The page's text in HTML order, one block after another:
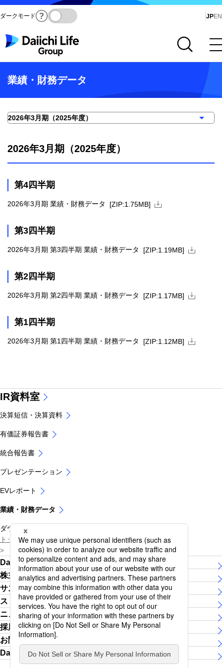
ダークモード JPEN
サイト内検索を開く
メインメニューを開く
業績・財務データ
2026年3月期（2025年度）
第4四半期
2026年3月期 業績・財務データ [ZIP:1.75MB] ZIPファイルをダウン
第3四半期
2026年3月期 第3四半期 業績・財務データ [ZIP:1.19MB] ZIPファイ
第2四半期
2026年3月期 第2四半期 業績・財務データ [ZIP:1.17MB] ZIPファイ
第1四半期
2026年3月期 第1四半期 業績・財務データ [ZIP:1.12MB] ZIPファイ
IR資料室
決算短信・決算資料
有価証券報告書
統合報告書
プレゼンテーション
EVレポート
業績・財務データ
ダウンロードセンター
トップページ
株主・投資家の皆さま
IR資料室
業績・財務データ
Daiichi Lifeグループについて
株主・投資家の皆さま
サステナビリティ
ストーリー
ニュースリリース
採用情報
お問い合わせ
Daiichi Lifeグループ女子陸上競技部